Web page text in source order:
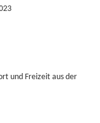
und Freizeit aus der